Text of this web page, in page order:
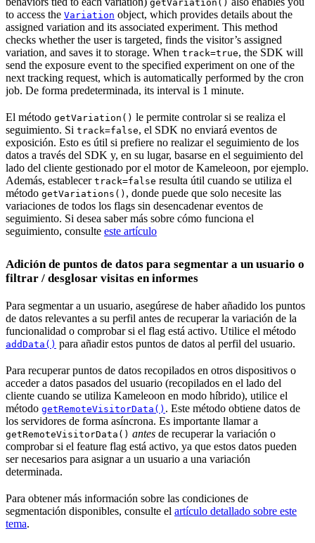
getVariation()
to access the Variation object, which provides details about the
assigned variation and its associated experiment. This method
checks whether the user is targeted, finds the visitor’s assigned
variation, and saves it to storage. When track=true, the SDK will
send the exposure event to the specified experiment on one of the
next tracking request, which is automatically performed by the cron
job. De forma predeterminada, its interval is 1 minute.
El método getVariation() le permite controlar si se realiza el
seguimiento. Si track=false, el SDK no enviará eventos de
exposición. Esto es útil si prefiere no realizar el seguimiento de los
datos a través del SDK y, en su lugar, basarse en el seguimiento del
lado del cliente gestionado por el motor de Kameleoon, por ejemplo.
Además, establecer track=false resulta útil cuando se utiliza el
método getVariations() , donde puede que solo necesite las
variaciones de todos los flags sin desencadenar eventos de
seguimiento. Si desea saber más sobre cómo funciona el
seguimiento, consulte este artículo
Adición de puntos de datos para segmentar a un usuario o
filtrar / desglosar visitas en informes
Para segmentar a un usuario, asegúrese de haber añadido los puntos
de datos relevantes a su perfil antes de recuperar la variación de la
funcionalidad o comprobar si el flag está activo. Utilice el método
addData() para añadir estos puntos de datos al perfil del usuario.
Para recuperar puntos de datos recopilados en otros dispositivos o
acceder a datos pasados del usuario (recopilados en el lado del
cliente cuando se utiliza Kameleoon en modo híbrido), utilice el
método getRemoteVisitorData() . Este método obtiene datos de
los servidores de forma asíncrona. Es importante llamar a
getRemoteVisitorData() antes de recuperar la variación o
comprobar si el feature flag está activo, ya que estos datos pueden
ser necesarios para asignar a un usuario a una variación
determinada.
Para obtener más información sobre las condiciones de
segmentación disponibles, consulte el artículo detallado sobre este
tema.